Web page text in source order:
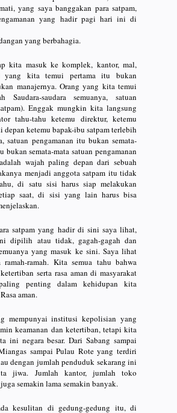
yang saya banggakan para satpam,
yang hadir pagi hari ini di
yang berbahagia.
kita masuk ke komplek, kantor, mal,
yang kita temui pertama itu bukan
manajernya. Orang yang kita temui
Saudara-saudara semuanya, satuan
Enggak mungkin kita langsung
tahu-tahu ketemu direktur, ketemu
depan ketemu bapak-ibu satpam terlebih
satuan pengamanan itu bukan semata-
bukan semata-mata satuan pengamanan
wajah paling depan dari sebuah
menjadi anggota satpam itu tidak
di satu sisi harus siap melakukan
saat, di sisi yang lain harus bisa
satpam yang hadir di sini saya lihat,
dipilih atau tidak, gagah-gagah dan
yang masuk ke sini. Saya lihat
ramah. Kita semua tahu bahwa
serta rasa aman di masyarakat
penting dalam kehidupan kita
aman.
mempunyai institusi kepolisian yang
keamanan dan ketertiban, tetapi kita
ini negara besar. Dari Sabang sampai
sampai Pulau Rote yang terdiri
dengan jumlah penduduk sekarang ini
jiwa. Jumlah kantor, jumlah toko
semakin lama semakin banyak.
kesulitan di gedung-gedung itu, di